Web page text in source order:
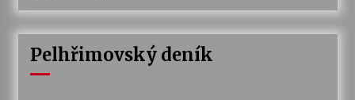
Pelhřimovský deník